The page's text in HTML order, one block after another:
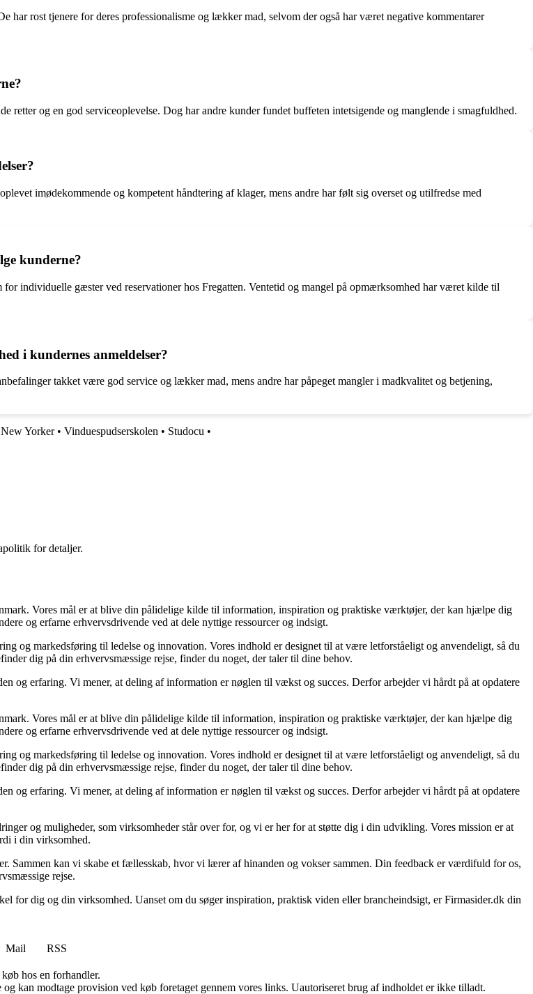
har rost tjenere for deres professionalisme og lækker mad, selvom der også har været negative kommentarer
retter og en god serviceoplevelse. Dog har andre kunder fundet buffeten intetsigende og manglende i smagfuldhed.
imødekommende og kompetent håndtering af klager, mens andre har følt sig overset og utilfredse med
kunderne?
individuelle gæster ved reservationer hos Fregatten. Ventetid og mangel på opmærksomhed har været kilde til
i kundernes anmeldelser?
takket være god service og lækker mad, mens andre har påpeget mangler i madkvalitet og betjening,
New Yorker• Vinduespudserskolen • Studocu •
for detaljer.
Vores mål er at blive din pålidelige kilde til information, inspiration og praktiske værktøjer, der kan hjælpe dig
og erfarne erhvervsdrivende ved at dele nyttige ressourcer og indsigt.
og markedsføring til ledelse og innovation. Vores indhold er designet til at være letforståeligt og anvendeligt, så du
dig på din erhvervsmæssige rejse, finder du noget, der taler til dine behov.
og erfaring. Vi mener, at deling af information er nøglen til vækst og succes. Derfor arbejder vi hårdt på at opdatere
Vores mål er at blive din pålidelige kilde til information, inspiration og praktiske værktøjer, der kan hjælpe dig
og erfarne erhvervsdrivende ved at dele nyttige ressourcer og indsigt.
og markedsføring til ledelse og innovation. Vores indhold er designet til at være letforståeligt og anvendeligt, så du
dig på din erhvervsmæssige rejse, finder du noget, der taler til dine behov.
og erfaring. Vi mener, at deling af information er nøglen til vækst og succes. Derfor arbejder vi hårdt på at opdatere
og muligheder, som virksomheder står over for, og vi er her for at støtte dig i din udvikling. Vores mission er at
i din virksomhed.
Sammen kan vi skabe et fællesskab, hvor vi lærer af hinanden og vokser sammen. Din feedback er værdifuld for os,
rejse.
for dig og din virksomhed. Uanset om du søger inspiration, praktisk viden eller brancheindsigt, er Firmasider.dk din
Mail
RSS
hos en forhandler.
kan modtage provision ved køb foretaget gennem vores links. Uautoriseret brug af indholdet er ikke tilladt.